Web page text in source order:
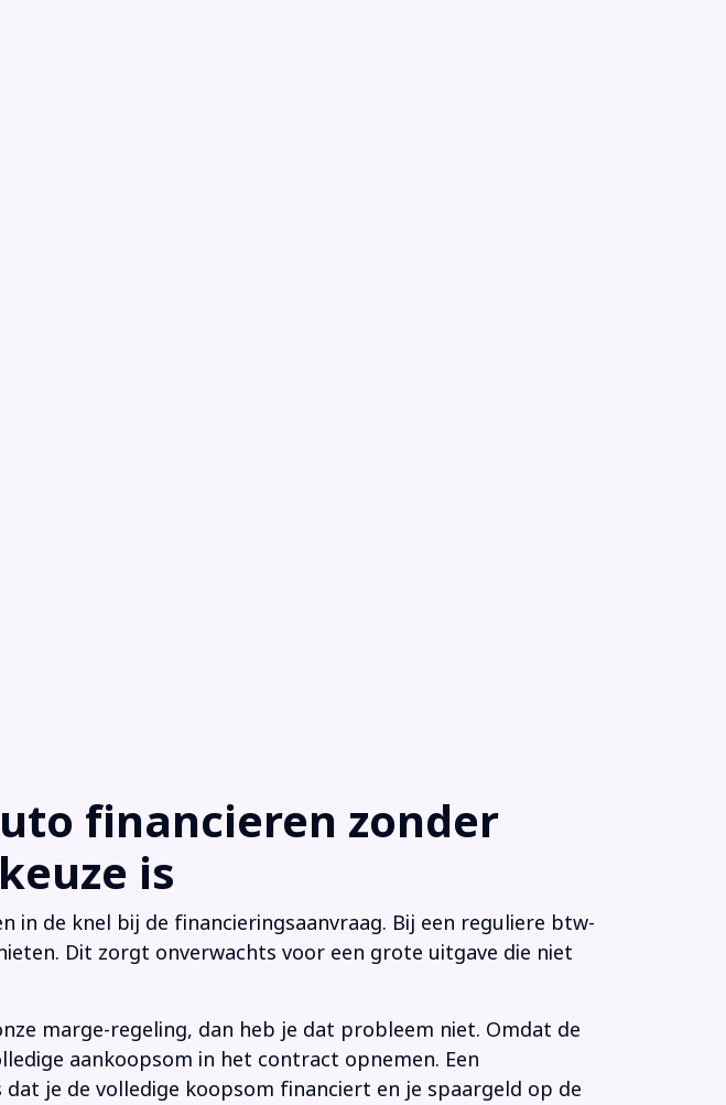
financieren zonder
is
in de knel bij de financieringsaanvraag. Bij een reguliere btw-
Dit zorgt onverwachts voor een grote uitgave die niet
marge-regeling, dan heb je dat probleem niet. Omdat de
aankoopsom in het contract opnemen. Een
je de volledige koopsom financiert en je spaargeld op de